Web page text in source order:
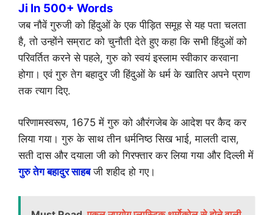
Ji In 500+ Words
जब नौवें गुरुजी को हिंदुओं के एक पीड़ित समूह से यह पता चलता
है, तो उन्होंने सम्राट को चुनौती देते हुए कहा कि सभी हिंदुओं को
परिवर्तित करने से पहले, गुरु को स्वयं इस्लाम स्वीकार करवाना
होगा। एवं गुरु तेग बहादुर जी हिंदुओं के धर्म के खातिर अपने प्राण
तक त्याग दिए.
परिणामस्वरूप, 1675 में गुरु को औरंगजेब के आदेश पर कैद कर
लिया गया। गुरु के साथ तीन धर्मनिष्ठ सिख भाई, मालती दास,
सती दास और दयाला जी को गिरफ्तार कर लिया गया और दिल्ली में
गुरु तेग बहादुर साहबजी शहीद हो गए।